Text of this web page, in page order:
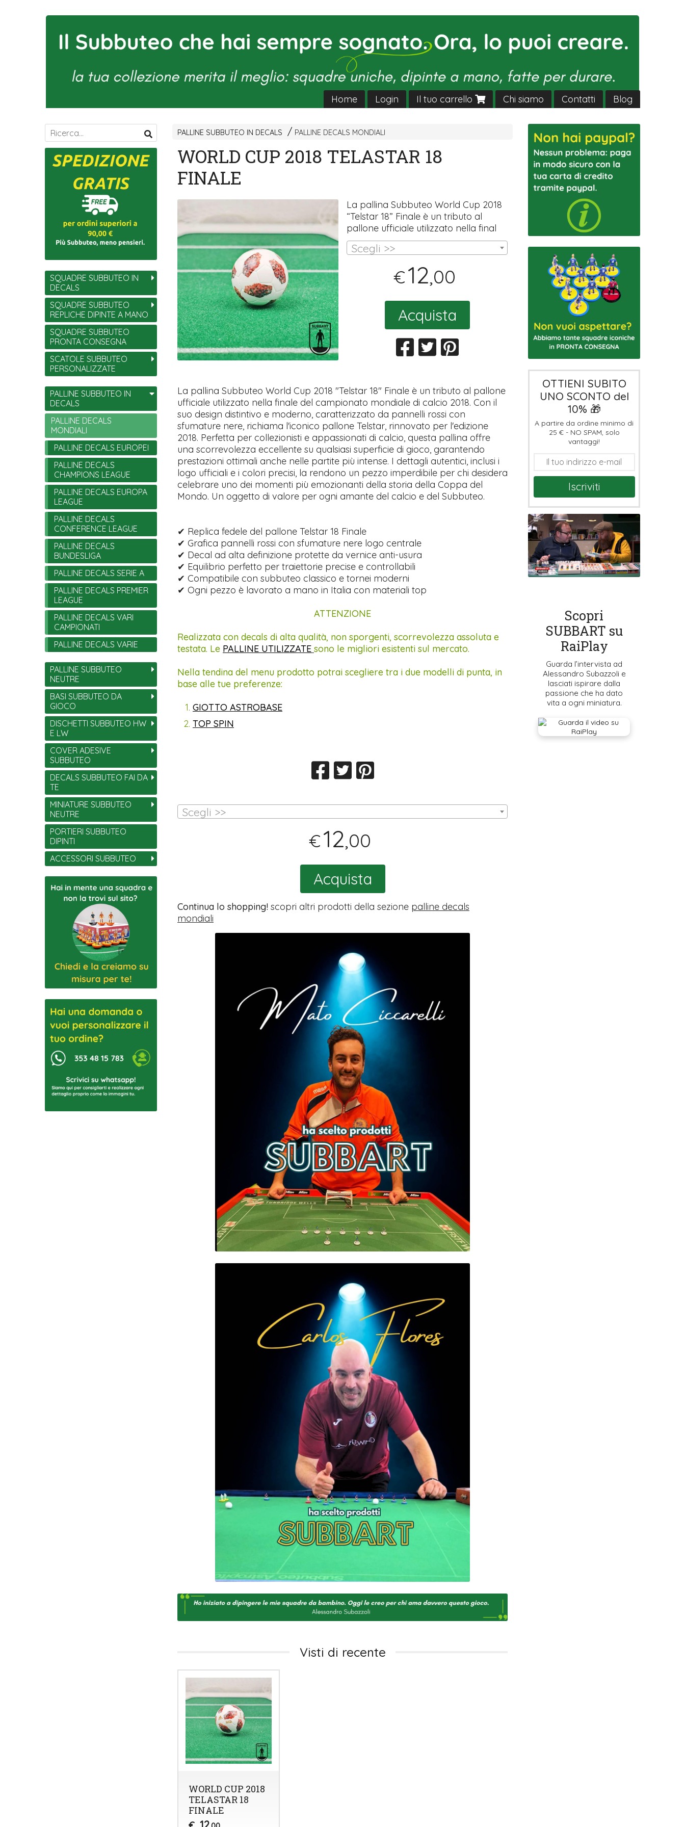
Home Login Il tuo carrello Chi siamo Contatti Blog
PALLINE SUBBUTEO IN DECALS PALLINE DECALS MONDIALI
WORLD CUP 2018 TELASTAR 18
FINALE
La pallina Subbuteo World Cup 2018
“Telstar 18” Finale è un tributo al
pallone ufficiale utilizzato nella final
Scegli >>
€12,00
Acquista
La pallina Subbuteo World Cup 2018 "Telstar 18" Finale è un tributo al pallone
ufficiale utilizzato nella finale del campionato mondiale di calcio 2018. Con il
suo design distintivo e moderno, caratterizzato da pannelli rossi con
sfumature nere, richiama l'iconico pallone Telstar, rinnovato per l'edizione
2018. Perfetta per collezionisti e appassionati di calcio, questa pallina offre
una scorrevolezza eccellente su qualsiasi superficie di gioco, garantendo
prestazioni ottimali anche nelle partite più intense. I dettagli autentici, inclusi i
logo ufficiali e i colori precisi, la rendono un pezzo imperdibile per chi desidera
celebrare uno dei momenti più emozionanti della storia della Coppa del
Mondo. Un oggetto di valore per ogni amante del calcio e del Subbuteo.
✔ Replica fedele del pallone Telstar 18 Finale
✔ Grafica pannelli rossi con sfumature nere logo centrale
✔ Decal ad alta definizione protette da vernice anti-usura
✔ Equilibrio perfetto per traiettorie precise e controllabili
✔ Compatibile con subbuteo classico e tornei moderni
✔ Ogni pezzo è lavorato a mano in Italia con materiali top
ATTENZIONE
Realizzata con decals di alta qualità, non sporgenti, scorrevolezza assoluta e
testata. Le PALLINE UTILIZZATE sono le migliori esistenti sul mercato.
Nella tendina del menu prodotto potrai scegliere tra i due modelli di punta, in
base alle tue preferenze:
GIOTTO ASTROBASE
TOP SPIN
Scegli >>
€12,00
Acquista
Continua lo shopping!scopri altri prodotti della sezione palline decals
mondiali
Visti di recente
WORLD CUP 2018
TELASTAR 18
FINALE
SQUADRE SUBBUTEO IN
DECALS
SQUADRE SUBBUTEO
REPLICHE DIPINTE A MANO
SQUADRE SUBBUTEO
PRONTA CONSEGNA
SCATOLE SUBBUTEO
PERSONALIZZATE
PALLINE SUBBUTEO IN
DECALS
PALLINE DECALS
MONDIALI
PALLINE DECALS EUROPEI
PALLINE DECALS
CHAMPIONS LEAGUE
PALLINE DECALS EUROPA
LEAGUE
PALLINE DECALS
CONFERENCE LEAGUE
PALLINE DECALS
BUNDESLIGA
PALLINE DECALS SERIE A
PALLINE DECALS PREMIER
LEAGUE
PALLINE DECALS VARI
CAMPIONATI
PALLINE DECALS VARIE
PALLINE SUBBUTEO
NEUTRE
BASI SUBBUTEO DA
GIOCO
DISCHETTI SUBBUTEO HW
E LW
COVER ADESIVE
SUBBUTEO
DECALS SUBBUTEO FAI DA
TE
MINIATURE SUBBUTEO
NEUTRE
PORTIERI SUBBUTEO
DIPINTI
ACCESSORI SUBBUTEO
OTTIENI SUBITO
UNO SCONTO del
10% 🎁
A partire da ordine minimo di
25 € - NO SPAM, solo
vantaggi!
Iscriviti
Scopri
SUBBART su
RaiPlay
Guarda l’intervista ad
Alessandro Subazzoli e
lasciati ispirare dalla
passione che ha dato
vita a ogni miniatura.